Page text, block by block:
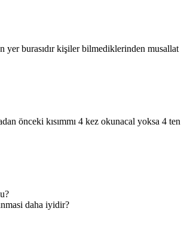
burasıdır kişiler bilmediklerinden
önceki kısımmı 4 kez okunacal yoksa 4
daha iyidir?